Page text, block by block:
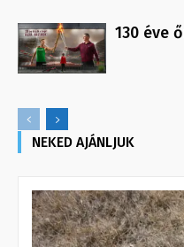
130 éve
NEKED AJÁNLJUK